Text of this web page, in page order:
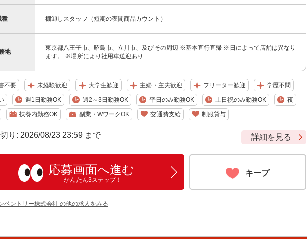
種 棚卸しスタッフ（短期の夜間商品カウント）
地
東京都八王子市、昭島市、立川市、及びその周辺 ※基本直行直帰 ※日によって店舗は異なり
ます。 ※場所により社用車送迎あり
不要 未経験歓迎 大学生歓迎 主婦・主夫歓迎 フリーター歓迎 学歴不問
週1日勤務OK 週2～3日勤務OK 平日のみ勤務OK 土日祝のみ勤務OK 夜
扶養内勤務OK 副業・WワークOK 交通費支給 制服貸与
り: 2026/08/23 23:59 まで 詳細を見る
応募画面へ進む
かんたん3ステップ！
キープ
ベントリー株式会社 の他の求人をみる